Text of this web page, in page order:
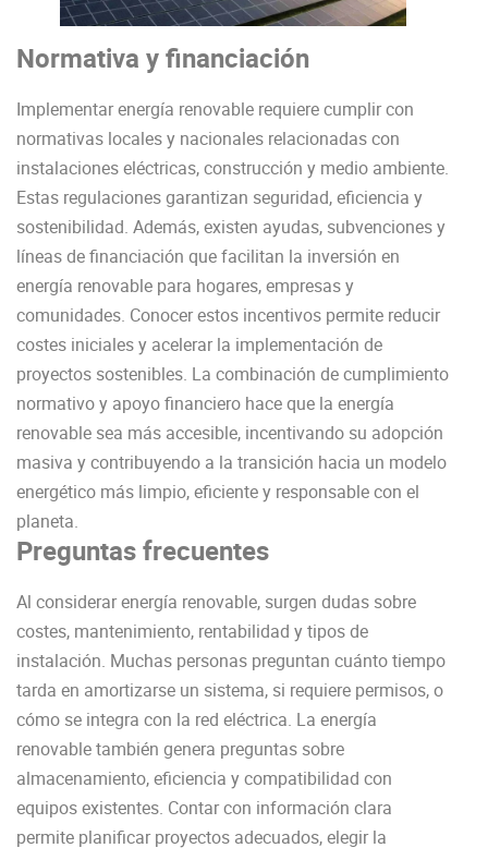
Normativa y financiación
Implementar energía renovable requiere cumplir con
normativas locales y nacionales relacionadas con
instalaciones eléctricas, construcción y medio ambiente.
Estas regulaciones garantizan seguridad, eficiencia y
sostenibilidad. Además, existen ayudas, subvenciones y
líneas de financiación que facilitan la inversión en
energía renovable para hogares, empresas y
comunidades. Conocer estos incentivos permite reducir
costes iniciales y acelerar la implementación de
proyectos sostenibles. La combinación de cumplimiento
normativo y apoyo financiero hace que la energía
renovable sea más accesible, incentivando su adopción
masiva y contribuyendo a la transición hacia un modelo
energético más limpio, eficiente y responsable con el
planeta.
Preguntas frecuentes
Al considerar energía renovable, surgen dudas sobre
costes, mantenimiento, rentabilidad y tipos de
instalación. Muchas personas preguntan cuánto tiempo
tarda en amortizarse un sistema, si requiere permisos, o
cómo se integra con la red eléctrica. La energía
renovable también genera preguntas sobre
almacenamiento, eficiencia y compatibilidad con
equipos existentes. Contar con información clara
permite planificar proyectos adecuados, elegir la